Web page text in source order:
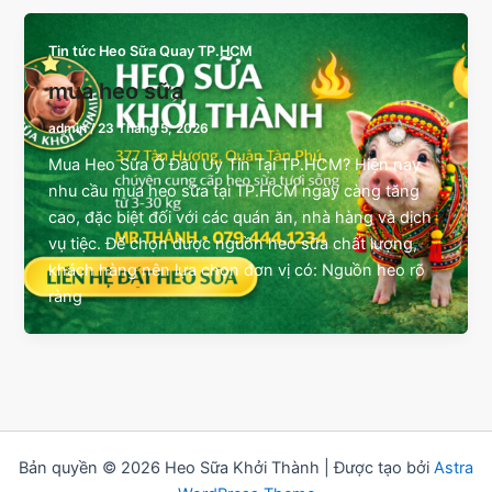
Tin tức Heo Sữa Quay TP.HCM
mua heo sữa
admin/23 Tháng 5, 2026
Mua Heo Sữa Ở Đâu Uy Tín Tại TP.HCM? Hiện nay
nhu cầu mua heo sữa tại TP.HCM ngày càng tăng
cao, đặc biệt đối với các quán ăn, nhà hàng và dịch
vụ tiệc. Để chọn được nguồn heo sữa chất lượng,
khách hàng nên lựa chọn đơn vị có: Nguồn heo rõ
ràng
Bản quyền © 2026 Heo Sữa Khởi Thành | Được tạo bởi Astra